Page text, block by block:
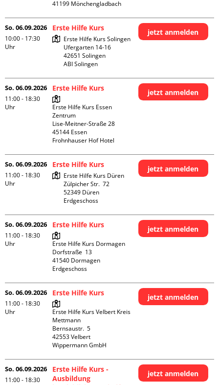
So. 06.09.2026
10:00 - 17:30
Uhr
Erste Hilfe Kurs
Erste Hilfe Kurs Solingen
Ufergarten 14-16
42651 Solingen
ABI Solingen
jetzt anmelden
So. 06.09.2026
11:00 - 18:30
Uhr
Erste Hilfe Kurs
Erste Hilfe Kurs Essen
Zentrum
Lise-Meitner-Straße 28
45144 Essen
Frohnhauser Hof Hotel
jetzt anmelden
So. 06.09.2026
11:00 - 18:30
Uhr
Erste Hilfe Kurs
Erste Hilfe Kurs Düren
Zülpicher Str.  72
52349 Düren
Erdgeschoss
jetzt anmelden
So. 06.09.2026
11:00 - 18:30
Uhr
Erste Hilfe Kurs
Erste Hilfe Kurs Dormagen
Dorfstraße  13
41540 Dormagen
Erdgeschoss
jetzt anmelden
So. 06.09.2026
11:00 - 18:30
Uhr
Erste Hilfe Kurs
Erste Hilfe Kurs Velbert Kreis
Mettmann
Bernsaustr.  5
42553 Velbert
Wippermann GmbH
jetzt anmelden
So. 06.09.2026
11:00 - 18:30
Erste Hilfe Kurs -
Ausbildung
jetzt anmelden